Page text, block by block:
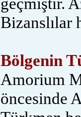
Bizanslılar
Bölgenin
Amorium
öncesinde